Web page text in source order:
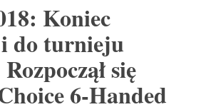
Koniec
do turnieju
się
6-Handed